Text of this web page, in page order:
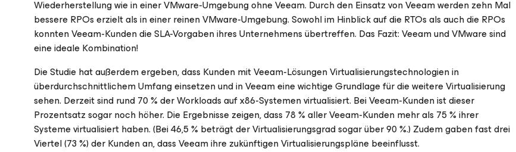
Wiederherstellung wie in einer VMware-Umgebung ohne Veeam. Durch den Einsatz von Veeam werden zehn Mal
bessere RPOs erzielt als in einer reinen VMware-Umgebung. Sowohl im Hinblick auf die RTOs als auch die RPOs
konnten Veeam-Kunden die SLA-Vorgaben ihres Unternehmens übertreffen. Das Fazit: Veeam und VMware sind
eine ideale Kombination!
Die Studie hat außerdem ergeben, dass Kunden mit Veeam-Lösungen Virtualisierungstechnologien in
überdurchschnittlichem Umfang einsetzen und in Veeam eine wichtige Grundlage für die weitere Virtualisierung
sehen. Derzeit sind rund 70 % der Workloads auf x86-Systemen virtualisiert. Bei Veeam-Kunden ist dieser
Prozentsatz sogar noch höher. Die Ergebnisse zeigen, dass 78 % aller Veeam-Kunden mehr als 75 % ihrer
Systeme virtualisiert haben. (Bei 46,5 % beträgt der Virtualisierungsgrad sogar über 90 %.) Zudem gaben fast drei
Viertel (73 %) der Kunden an, dass Veeam ihre zukünftigen Virtualisierungspläne beeinflusst.